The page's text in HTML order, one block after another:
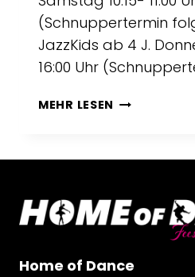
(Schnuppertermin
JazzKids ab 4 J.
16:00 Uhr
MEHR LESEN NEUE
SOFORT
Home of Dance